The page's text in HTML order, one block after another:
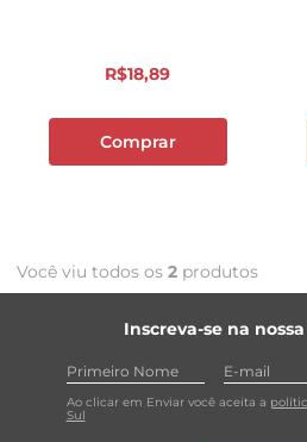
R$18,89
Comprar
Você viu todos os 2 produtos
Inscreva-se na
Ao clicar em Enviar você aceita a
Sul